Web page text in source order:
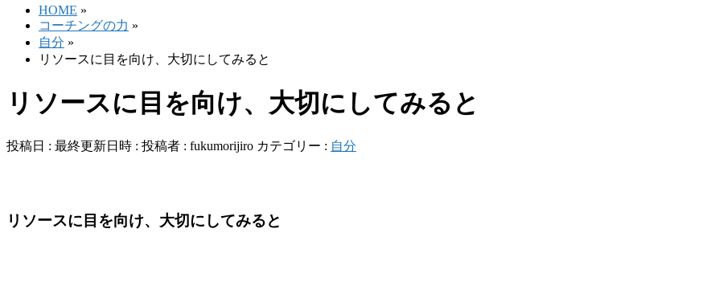
HOME »
コーチングの力 »
自分 »
リソースに目を向け、大切にしてみると
リソースに目を向け、大切にしてみると
投稿日 : 最終更新日時 : 投稿者 : fukumorijiro カテゴリー : 自分
リソースに目を向け、大切にしてみると